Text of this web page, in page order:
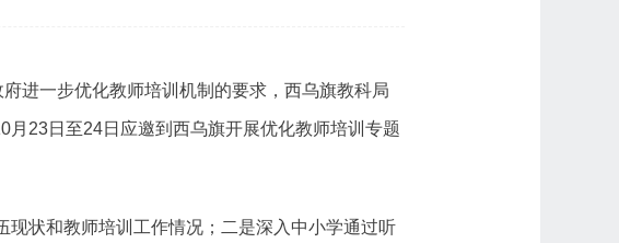
进一步优化教师培训机制的要求，西乌旗教科局
月23日至24日应邀到西乌旗开展优化教师培训专题
状和教师培训工作情况；二是深入中小学通过听